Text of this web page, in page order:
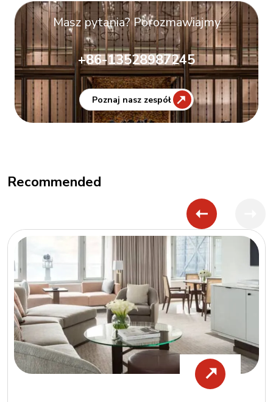
Masz pytania? Porozmawiajmy
+86-13528987245
Poznaj nasz zespół
Recommended